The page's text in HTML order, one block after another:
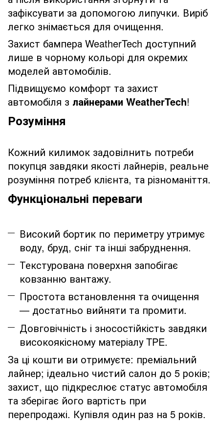
зафіксувати за допомогою липучки. Виріб
легко знімається для очищення.
Захист бампера WeatherTech доступний
лише в чорному кольорі для окремих
моделей автомобілів.
Підвищуємо комфорт та захист
автомобіля з лайнерами WeatherTech!
Розуміння
Кожний килимок задовілнить потреби
покупця завдяки якості лайнерів, реальне
розуміння потреб клієнта, та різноманіття.
Функціональні переваги
Високий бортик по периметру утримує
воду, бруд, сніг та інші забруднення.
Текстурована поверхня запобігає
ковзанню вантажу.
Простота встановлення та очищення
— достатньо вийняти та промити.
Довговічність і зносостійкість завдяки
високоякісному матеріалу TPE.
За ці кошти ви отримуєте: преміальний
лайнер; ідеально чистий салон до 5 років;
захист, що підкреслює статус автомобіля
та зберігає його вартість при
перепродажі. Купівля один раз на 5 років.